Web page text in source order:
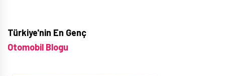
Türkiye'nin En Genç
Otomobil Blogu